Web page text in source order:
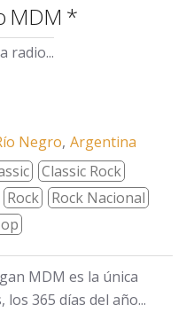
MDM *
radio...
Negro, Argentina
Classic Rock
Rock
Rock Nacional
MDM es la única
365 días del año...